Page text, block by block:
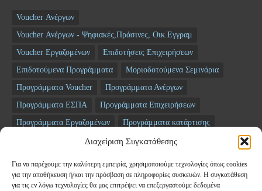
Διαχείριση Συγκατάθεσης
Για να παρέχουμε την καλύτερη εμπειρία, χρησιμοποιούμε τεχνολογίες όπως cookies
για την αποθήκευση ή/και την πρόσβαση σε πληροφορίες συσκευών. Η συγκατάθεση
για τις εν λόγω τεχνολογίες θα μας επιτρέψει να επεξεργαστούμε δεδομένα
Voucher Ανέργων
Voucher Ανέργων - Ψηφιακές,Πράσινες, Οικ.Εγγραμ
Voucher Εργαζομένων
Επιδοτήσεις Επιχειρήσεων
Επιδοτούμενα Προγράμματα
Μοριοδοτούμενα Σεμινάρια
Προγράμματα Voucher
Προγράμματα Ανέργων
Προγράμματα ΕΣΠΑ
Προγράμματα Επιχειρήσεων
Προγράμματα Εργαζομένων
Προγράμματα κατάρτισης
ΤΑΜΕΙΟ ΑΝΑΚΑΜΨΗΣ
Newsletter